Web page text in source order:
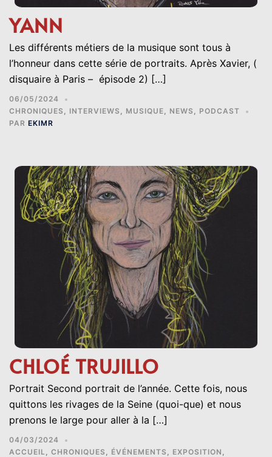
YANN
Les différents métiers de la musique sont tous à
l’honneur dans cette série de portraits. Après Xavier, (
disquaire à Paris – épisode 2) […]
06/05/2024
CHRONIQUES , INTERVIEWS , MUSIQUE, NEWS , PODCAST
PAR EKIMR
CHLOÉ TRUJILLO
Portrait Second portrait de l’année. Cette fois, nous
quittons les rivages de la Seine (quoi-que) et nous
prenons le large pour aller à la […]
04/03/2024
ACCUEIL, CHRONIQUES , ÉVÉNEMENTS , EXPOSITION ,